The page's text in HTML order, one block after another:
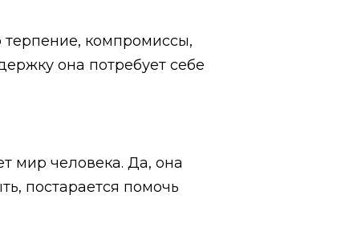
терпение, компромиссы,
она потребует себе
мир человека. Да, она
постарается помочь